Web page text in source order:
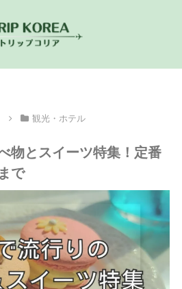
観光・ホテル
物とスイーツ特集！定番
で